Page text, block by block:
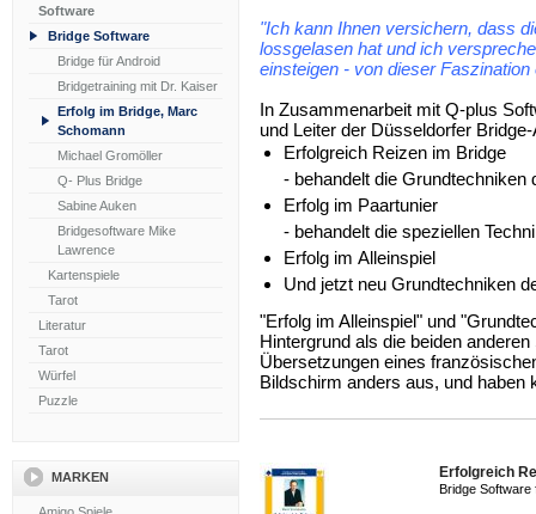
Software
Bridge Software
Bridge für Android
Bridgetraining mit Dr. Kaiser
Erfolg im Bridge, Marc
Schomann
Michael Gromöller
Q- Plus Bridge
Sabine Auken
Bridgesoftware Mike
Lawrence
Kartenspiele
Tarot
Literatur
Tarot
Würfel
Puzzle
MARKEN
"Ich kann Ihnen versichern, dass
lossgelasen hat und ich
einsteigen - von dieser Faszination
In Zusammenarbeit mit Q-plus
und Leiter der Düsseldorfer
Erfolgreich Reizen im Bridge
- behandelt die Grundtechniken
Erfolg im Paartunier
- behandelt die speziellen
Erfolg im Alleinspiel
Und jetzt neu Grundtechniken
"Erfolg im Alleinspiel" und
Hintergrund als die beiden
Übersetzungen eines
Bildschirm anders aus, und haben
Erfolgreich
Bridge